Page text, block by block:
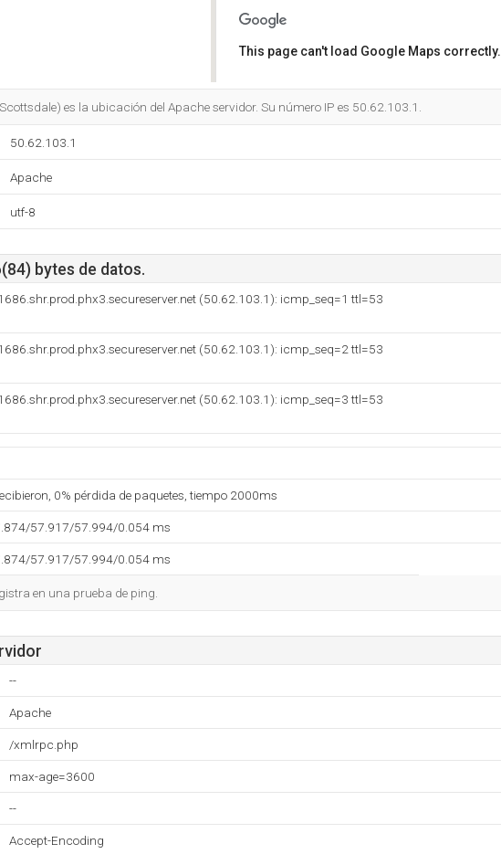
This page can't load Google Maps correctly.
es la ubicación del Apache servidor. Su número IP es 50.62.103.1.
50.62.103.1
Apache
utf-8
bytes de datos.
(50.62.103.1): icmp_seq=1 ttl=53
(50.62.103.1): icmp_seq=2 ttl=53
(50.62.103.1): icmp_seq=3 ttl=53
0% pérdida de paquetes, tiempo 2000ms
57.917/57.994/0.054 ms
57.917/57.994/0.054 ms
en una prueba de ping.
--
Apache
/xmlrpc.php
max-age=3600
--
Accept-Encoding